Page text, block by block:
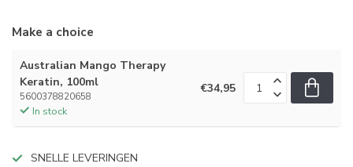
Make a choice
Australian Mango Therapy
Keratin, 100ml
5600378820658
In stock
€34,95
SNELLE LEVERINGEN